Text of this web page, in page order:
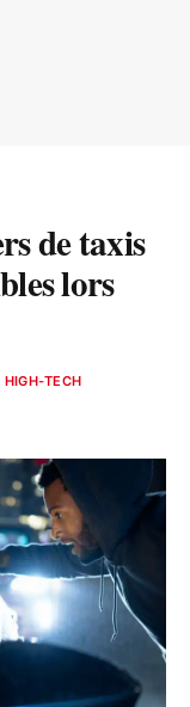
de taxis
lors
HIGH-TECH